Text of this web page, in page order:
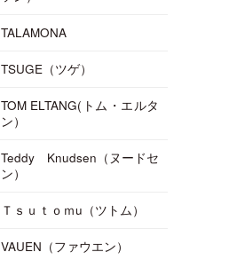
TALAMONA
TSUGE（ツゲ）
TOM ELTANG(トム・エルタ
ン）
Teddy Knudsen（ヌードセ
ン）
Ｔｓｕｔｏｍu（ツトム）
VAUEN（ファウエン）